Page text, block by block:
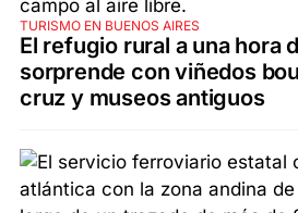
TURISMO EN BUENOS AIRES
El refugio rural a una hora
sorprende con viñedos
cruz y museos antiguos